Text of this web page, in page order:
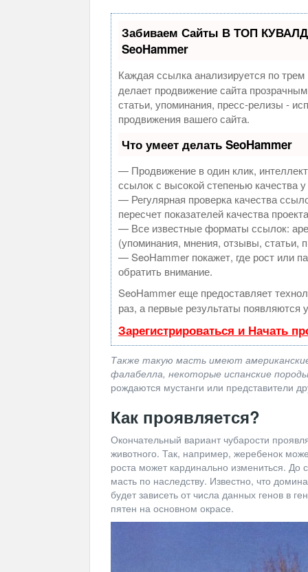
Забиваем Сайты В ТОП
SeoHammer
Каждая ссылка анализируется по
делает продвижение сайта
статьи, упоминания, пресс-релизы -
продвижения вашего сайта.
Что умеет делать SeoHammer
— Продвижение в один клик,
ссылок с высокой степенью качества
— Регулярная проверка качества
пересчет показателей качества
— Все известные форматы ссылок:
(упоминания, мнения, отзывы, статьи,
— SeoHammer покажет, где рост или
обратить внимание.
SeoHammer еще предоставляет
раз, а первые результаты появляются
Зарегистрироваться и Начать
Также такую масть имеют
фалабелла, некоторые испанские
рождаются мустанги или представители
Как проявляется?
Окончательный вариант чубарости
животного. Так, например, жеребенок
роста может кардинально измениться. До
масть по наследству. Известно, что
будет зависеть от числа данных генов в
пятен на основном окрасе.